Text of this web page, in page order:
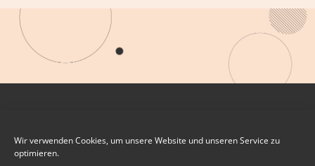
Wir verwenden Cookies, um unsere Website und unseren Service zu
optimieren.